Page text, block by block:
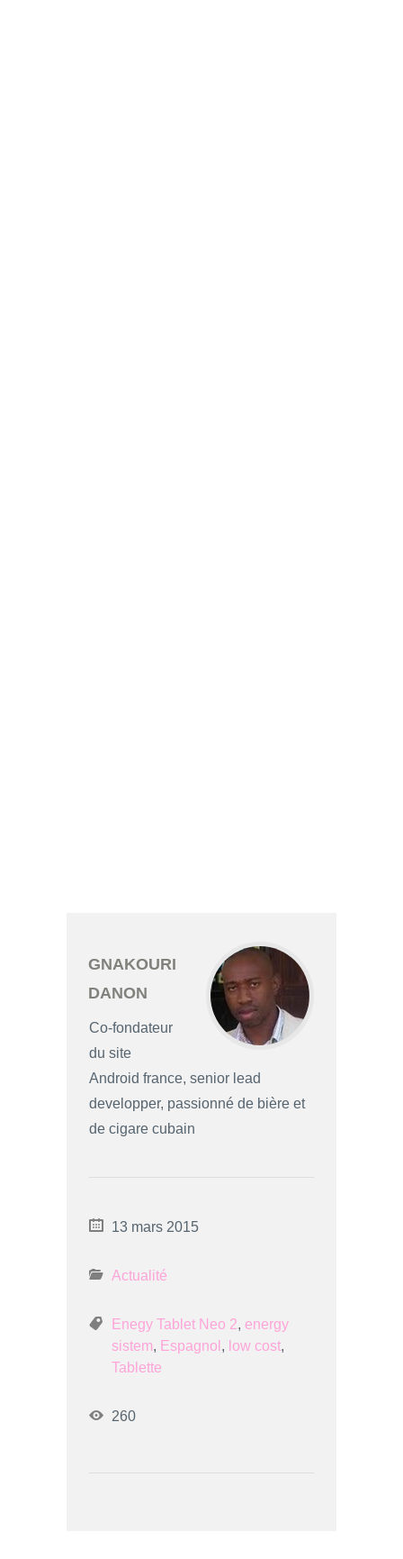
GNAKOURI
DANON
Co-fondateur
du site
Android france, senior lead
developper, passionné de bière et
de cigare cubain
13 mars 2015
Actualité
Enegy Tablet Neo 2, energy
sistem, Espagnol , low cost,
Tablette
260